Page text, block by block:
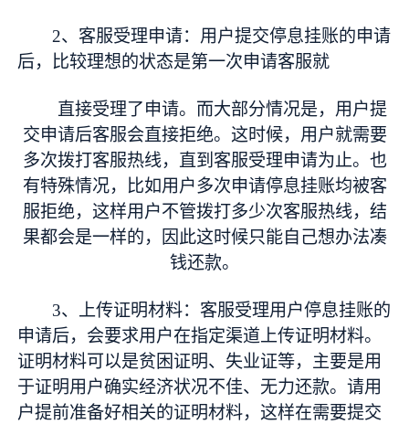
2、客服受理申请：用户提交停息挂账的申请
后，比较理想的状态是第一次申请客服就
直接受理了申请。而大部分情况是，用户提
交申请后客服会直接拒绝。这时候，用户就需要
多次拨打客服热线，直到客服受理申请为止。也
有特殊情况，比如用户多次申请停息挂账均被客
服拒绝，这样用户不管拨打多少次客服热线，结
果都会是一样的，因此这时候只能自己想办法凑
钱还款。
3、上传证明材料：客服受理用户停息挂账的
申请后，会要求用户在指定渠道上传证明材料。
证明材料可以是贫困证明、失业证等，主要是用
于证明用户确实经济状况不佳、无力还款。请用
户提前准备好相关的证明材料，这样在需要提交